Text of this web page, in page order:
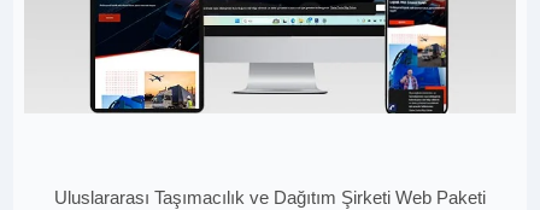
Uluslararası Taşımacılık ve Dağıtım Şirketi Web Paketi